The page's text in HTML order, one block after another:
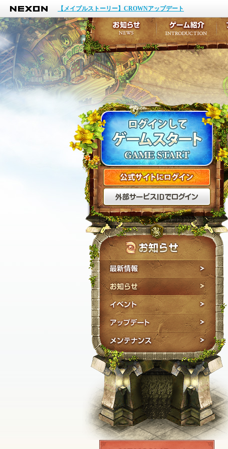
NEXON
【メイプルストーリー】CROWNアップデート
お知らせ
イベント
アップデート
メンテナンス